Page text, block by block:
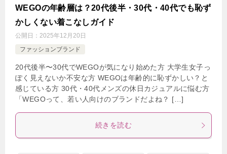
WEGOの年齢層は？20代後半・30代・40代でも恥ず
かしくない着こなしガイド
公開日： 2025年12月20日
ファッションブランド
20代後半〜30代でWEGOが気になり始めた方 大学生女子っ
ぽく見えないか不安な方 WEGOは年齢的に恥ずかしい？と
感じている方 30代・40代メンズの休日カジュアルに悩む方
「WEGOって、若い人向けのブランドだよね？ […]
続きを読む